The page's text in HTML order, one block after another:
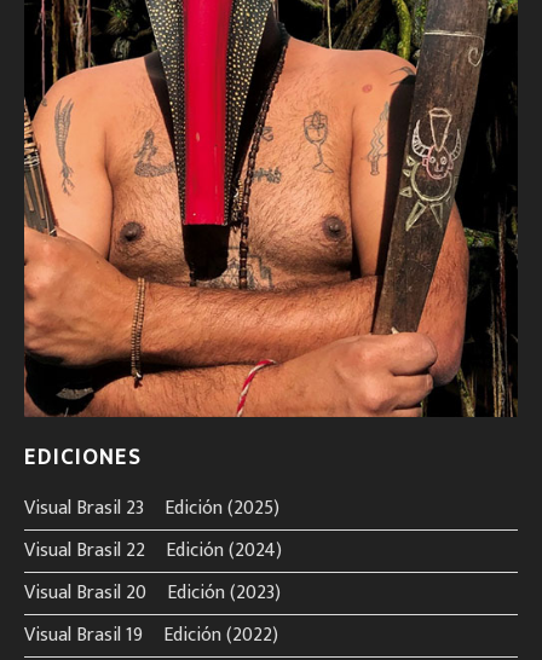
EDICIONES
Visual Brasil 23º Edición (2025)
Visual Brasil 22º Edición (2024)
Visual Brasil 20º Edición (2023)
Visual Brasil 19º Edición (2022)